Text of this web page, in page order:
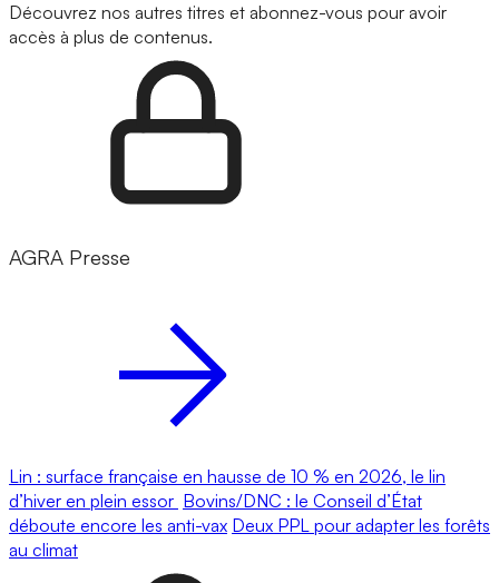
Découvrez nos autres titres et abonnez-vous pour avoir
accès à plus de contenus.
AGRA Presse
Lin : surface française en hausse de 10 % en 2026, le lin
d’hiver en plein essor Bovins/DNC : le Conseil d’État
déboute encore les anti-vax Deux PPL pour adapter les forêts
au climat